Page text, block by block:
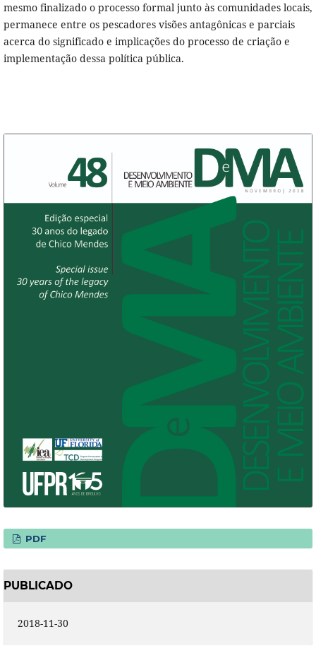
mesmo finalizado o processo formal junto às comunidades locais,
permanece entre os pescadores visões antagônicas e parciais
acerca do significado e implicações do processo de criação e
implementação dessa política pública.
PDF
PUBLICADO
2018-11-30